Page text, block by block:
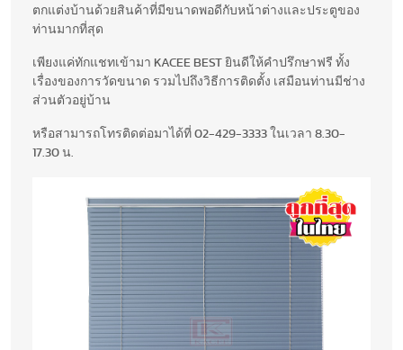
ตกแต่งบ้านด้วยสินค้าที่มีขนาดพอดีกับหน้าต่างและประตูของ
ท่านมากที่สุด
เพียงแค่ทักแชทเข้ามา KACEE BEST ยินดีให้คำปรึกษาฟรี ทั้ง
เรื่องของการวัดขนาด รวมไปถึงวิธีการติดตั้ง เสมือนท่านมีช่าง
ส่วนตัวอยู่บ้าน
หรือสามารถโทรติดต่อมาได้ที่ 02-429-3333 ในเวลา 8.30-
17.30 น.